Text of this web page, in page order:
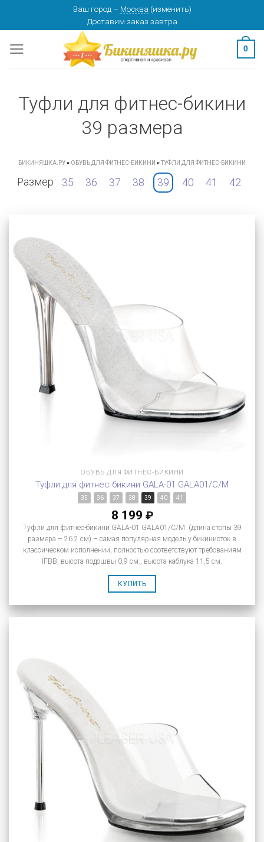
content
Ваш город – Москва (изменить)
Доставим заказ завтра
0
Туфли для фитнес-бикини
39 размера
БИКИНЯШКА.РУ» ОБУВЬ ДЛЯ ФИТНЕС-БИКИНИ »ТУФЛИ ДЛЯ ФИТНЕС-БИКИНИ
Размер 35 36 37 38 39 40 41 42
ОБУВЬ ДЛЯ ФИТНЕС-БИКИНИ
Туфли для фитнес бикини GALA-01 GALA01/C/M
35 36 37 38 39 40 41
8 199 ₽
Туфли для фитнес-бикини GALA-01 GALA01/C/M (длина стопы 39
размера – 26.2 см) – самая популярная модель у бикинисток в
классическом исполнении, полностью соответствуют требованиям
IFBB, высота подошвы 0,9 см., высота каблука 11,5 см.
КУПИТЬ